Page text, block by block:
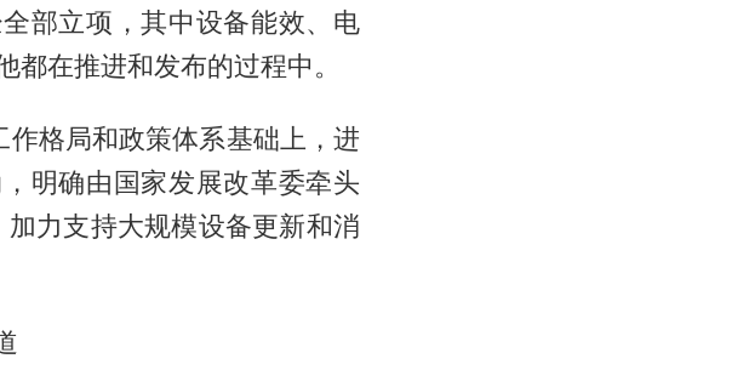
部立项，其中设备能效、电
在推进和发布的过程中。
作格局和政策体系基础上，进
明确由国家发展改革委牵头
力支持大规模设备更新和消